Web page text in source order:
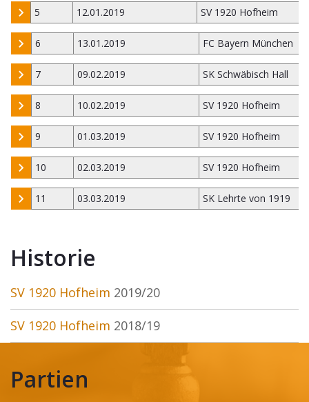
5 12.01.2019 SV 1920 Hofheim
6 13.01.2019 FC Bayern München
7 09.02.2019 SK Schwäbisch Hall
8 10.02.2019 SV 1920 Hofheim
9 01.03.2019 SV 1920 Hofheim
10 02.03.2019 SV 1920 Hofheim
11 03.03.2019 SK Lehrte von 1919
Historie
SV 1920 Hofheim 2019/20
SV 1920 Hofheim 2018/19
Partien